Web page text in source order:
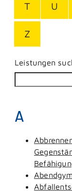
T U
Z
Leistungen
A